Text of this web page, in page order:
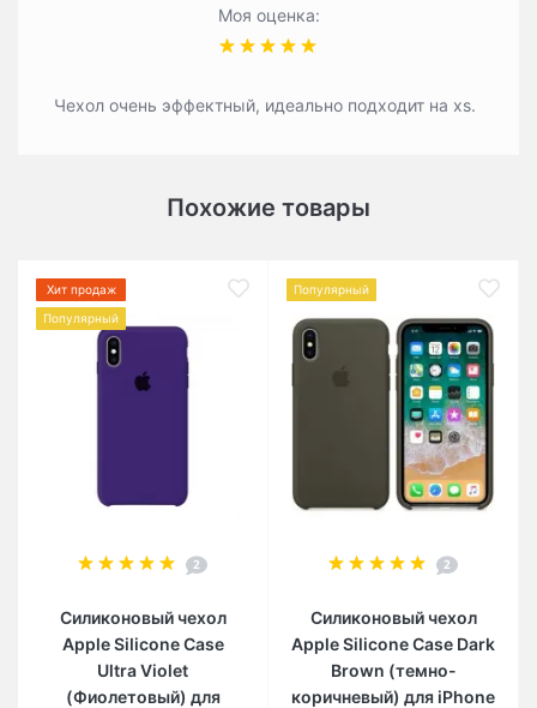
Моя оценка:
Чехол очень эффектный, идеально подходит на хs.
Похожие товары
Хит продаж
Популярный
2
Силиконовый чехол
Apple Silicone Case
Ultra Violet
(Фиолетовый) для
Популярный
2
Силиконовый чехол
Apple Silicone Case Dark
Brown (темно-
коричневый) для iPhone